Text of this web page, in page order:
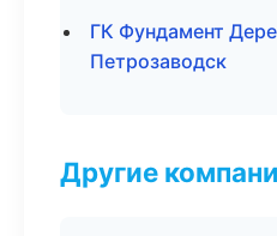
ГК Фундамент
Петрозаводск
Другие